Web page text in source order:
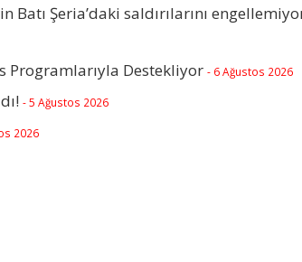
Şeria’daki saldırılarını
Programlarıyla Destekliyor - 6 Ağustos 2026
- 5 Ağustos 2026
2026